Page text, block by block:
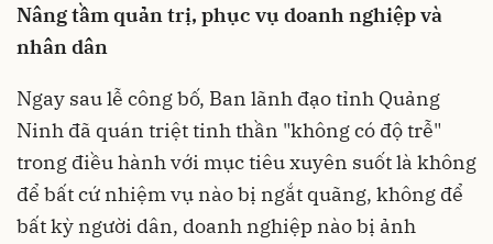
Nâng tầm quản trị, phục vụ doanh nghiệp và
nhân dân
Ngay sau lễ công bố, Ban lãnh đạo tỉnh Quảng
Ninh đã quán triệt tinh thần "không có độ trễ"
trong điều hành với mục tiêu xuyên suốt là không
để bất cứ nhiệm vụ nào bị ngắt quãng, không để
bất kỳ người dân, doanh nghiệp nào bị ảnh